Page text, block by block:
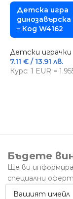
Детска игра
– Код W4162
Детски играчки
7.11 € / 13.91 лв.
Курс: 1 EUR =
Бъдете
Ще ви
специални